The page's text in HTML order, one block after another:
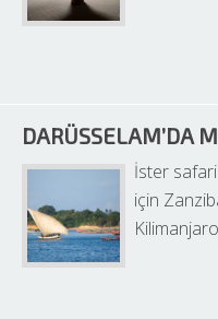
DARÜSSELAM’DA
İster
için